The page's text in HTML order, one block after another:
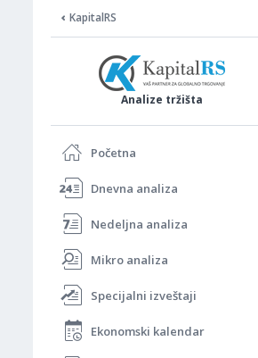
KapitalRS
Analize tržišta
Početna
Dnevna analiza
Nedeljna analiza
Mikro analiza
Specijalni izveštaji
Ekonomski kalendar